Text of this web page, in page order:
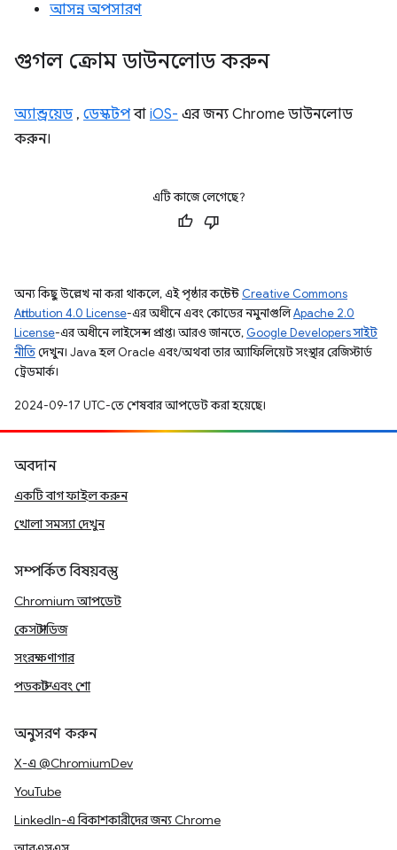
আসন্ন অপসারণ
গুগল ক্রোম ডাউনলোড করুন
অ্যান্ড্রয়েড, ডেস্কটপবা iOS- এর জন্য Chrome ডাউনলোড
করুন।
এটি কাজে লেগেছে?
অন্য কিছু উল্লেখ না করা থাকলে, এই পৃষ্ঠার কন্টেন্ট Creative Commons
Attribution 4.0 License-এর অধীনে এবং কোডের নমুনাগুলিApache 2.0
License-এর অধীনে লাইসেন্স প্রাপ্ত। আরও জানতে, Google Developers সাইট
নীতিদেখুন। Java হল Oracle এবং/অথবা তার অ্যাফিলিয়েট সংস্থার রেজিস্টার্ড
ট্রেডমার্ক।
2024-09-17 UTC-তে শেষবার আপডেট করা হয়েছে।
অবদান
একটি বাগ ফাইল করুন
খোলা সমস্যা দেখুন
সম্পর্কিত বিষয়বস্তু
Chromium আপডেট
কেস স্টাডিজ
সংরক্ষণাগার
পডকাস্ট এবং শো
অনুসরণ করুন
X-এ @ChromiumDev
YouTube
LinkedIn-এ বিকাশকারীদের জন্য Chrome